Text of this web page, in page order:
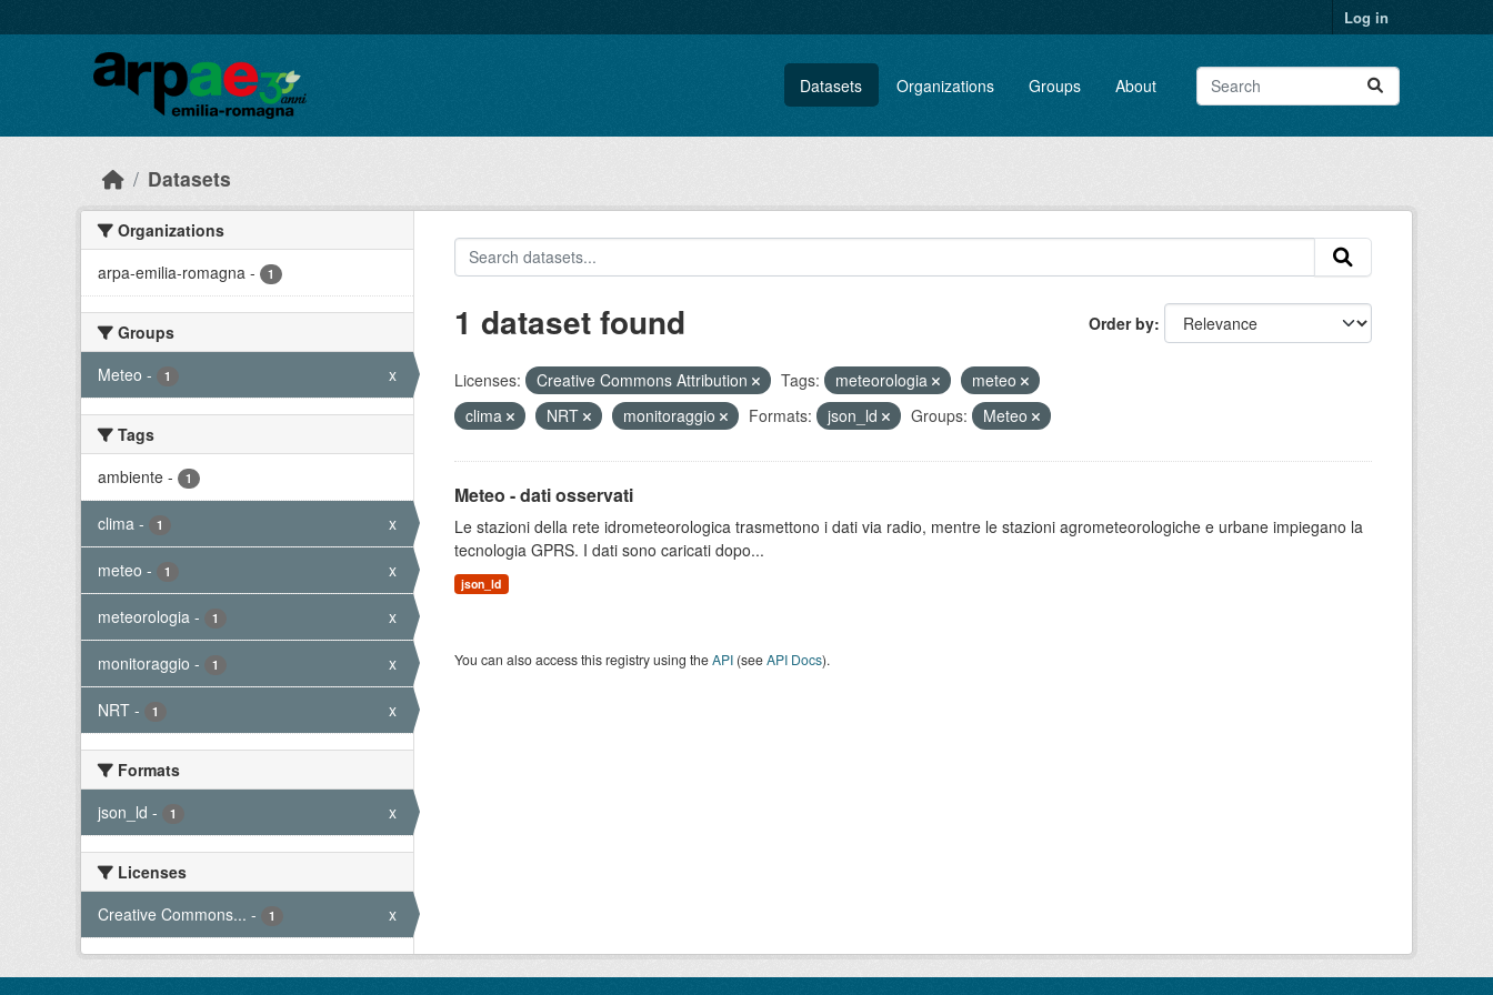
Log in
Datasets Organizations Groups About
Datasets
Organizations
arpa-emilia-romagna - 1
Groups
Meteo - 1 x
Tags
ambiente - 1
clima - 1 x
meteo - 1 x
meteorologia - 1 x
monitoraggio - 1 x
NRT - 1 x
Formats
json_ld - 1 x
Licenses
Creative Commons... - 1 x
Order by
1 dataset found
Licenses: Creative Commons Attribution Tags: meteorologia
meteo
clima
NRT monitoraggio Formats: json_ld Groups: Meteo
Meteo - dati osservati
Le stazioni della rete idrometeorologica trasmettono i dati via radio, mentre le stazioni agrometeorologiche e urbane impiegano la
tecnologia GPRS. I dati sono caricati dopo...
json_ld
You can also access this registry using theAPI(seeAPI Docs).